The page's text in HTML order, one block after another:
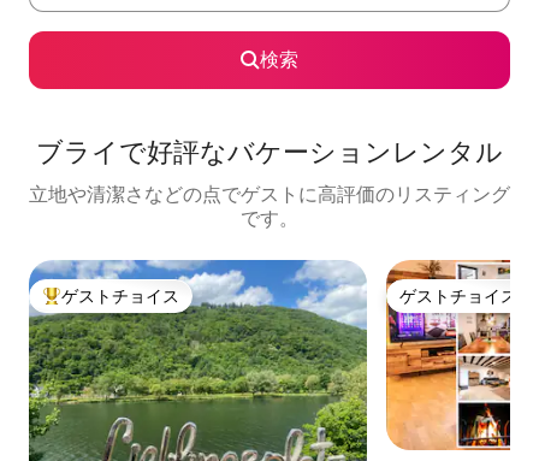
検索
ブライで好評なバケーションレンタル
立地や清潔さなどの点でゲストに高評価のリスティング
です。
大好評のゲストチョイスです。
ゲストチョイス ゲストチョイス
ゲストチョイス